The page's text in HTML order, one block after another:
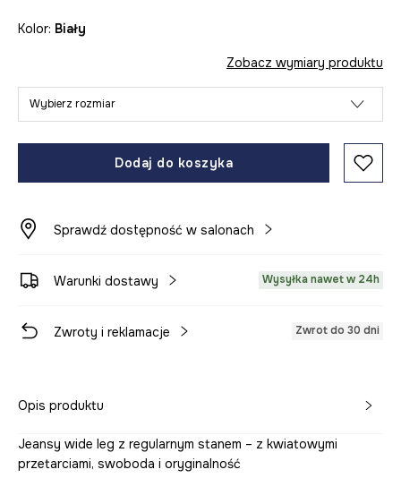
Kolor: biały
Zobacz wymiary produktu
Wybierz rozmiar
Dodaj do koszyka
Sprawdź dostępność w salonach
Warunki dostawy Wysyłka nawet w 24h
Zwroty i reklamacje Zwrot do 30 dni
Opis produktu
Jeansy wide leg z regularnym stanem – z kwiatowymi
przetarciami, swoboda i oryginalność